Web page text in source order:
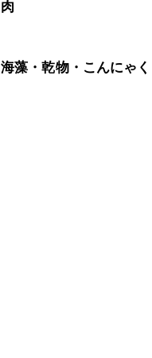
肉
海藻・乾物・こんにゃく